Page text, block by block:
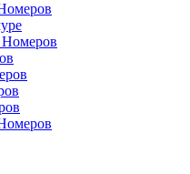
Номеров